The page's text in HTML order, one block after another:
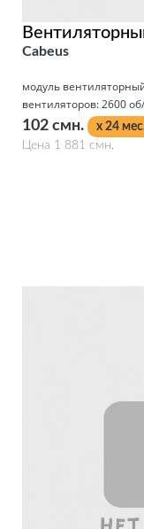
Cabeus
модуль
вентиляторов: 2600
102 смн.
x 24
Цена 1 881 смн.